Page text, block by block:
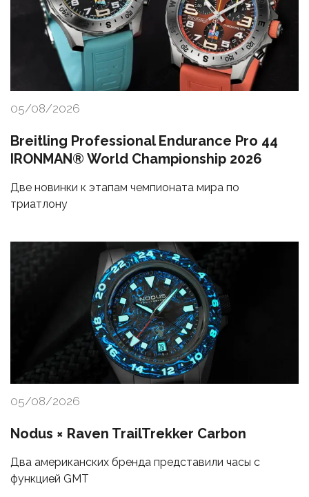
05/08/2026
Breitling Professional Endurance Pro 44
IRONMAN® World Championship 2026
Две новинки к этапам чемпионата мира по
триатлону
05/08/2026
Nodus × Raven TrailTrekker Carbon
Два американских бренда представили часы с
функцией GMT